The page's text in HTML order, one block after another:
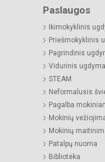
Paslaugos
Ikimokyklinis
Priešmokyklinis
Pagrindinis
Vidurinis
STEAM
Neformalusis
Pagalba
Mokinių
Mokinių
Patalpų nuoma
Biblioteka